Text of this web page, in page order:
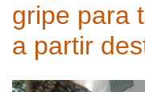
gripe para
a partir